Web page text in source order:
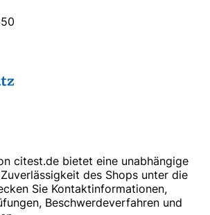
citest.de bietet eine unabhängige
des Shops unter die
Sie Kontaktinformationen,
Beschwerdeverfahren und